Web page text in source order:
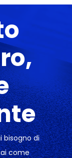
bisogno di
come